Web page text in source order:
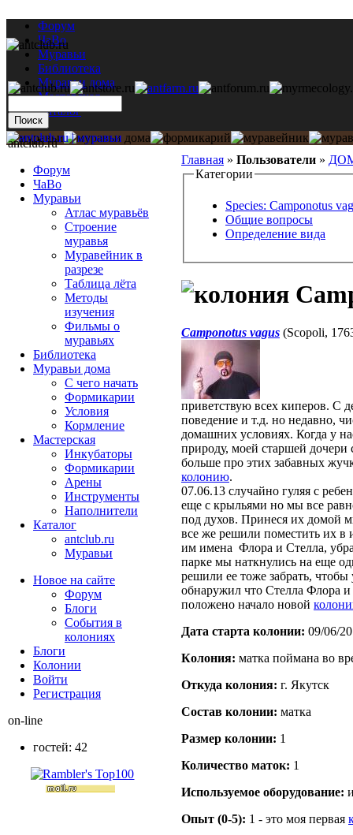
Форум
ЧаВо
Муравьи
Библиотека
Муравьи дома
Мастерская
Каталог
Главная » Пользователи »
Категории
Species: Camponotus
Общие вопросы
Определение вида
Camponotus vagus (Scopoli,
приветствую всех киперов. С
поведение и т.д. но недавно,
домашних условиях. Когда у
природу, моей старшей дочери
больше про этих забавных
колонию.
07.06.13 случайно гуляя с
еще с крыльями но мы все
под духов. Принеся их домой
все же решили поместить их в
им имена Флора и Стелла,
парке мы наткнулись на еще
решили ее тоже забрать,
обнаружил что Стелла Флора
положено начало новой
Дата старта кoлонии: 09/06/
Кoлония: матка поймана во
Откуда кoлония: г. Якутск
Состав кoлонии: матка
Размер кoлонии: 1
Количество маток: 1
Используемое оборудование:
Опыт (0-5): 1 - это моя первая
antclub.ru
Форум
ЧаВо
Муравьи
Атлас муравьёв
Строение
муравья
Муравейник в
разрезе
Таблица лёта
Методы
изучения
Фильмы о
муравьях
Библиотека
Муравьи дома
С чего начать
Формикарии
Условия
Кормление
Мастерская
Инкубаторы
Формикарии
Арены
Инструменты
Наполнители
Каталог
antclub.ru
Муравьи
Новое на сайте
Форум
Блоги
События в
колониях
Блоги
Колонии
Войти
Peгиcтpaция
on-line
гостей: 42